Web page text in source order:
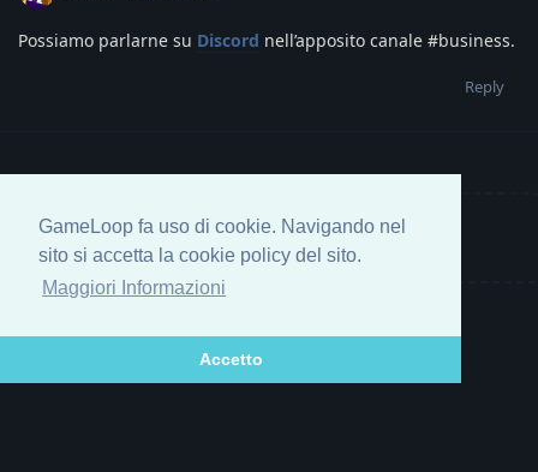
GameLoop fa uso di cookie. Navigando nel
sito si accetta la cookie policy del sito.
Maggiori Informazioni
Accetto
Possiamo parlarne su Discord nell’apposito canale #business.
Reply
Write a Reply...